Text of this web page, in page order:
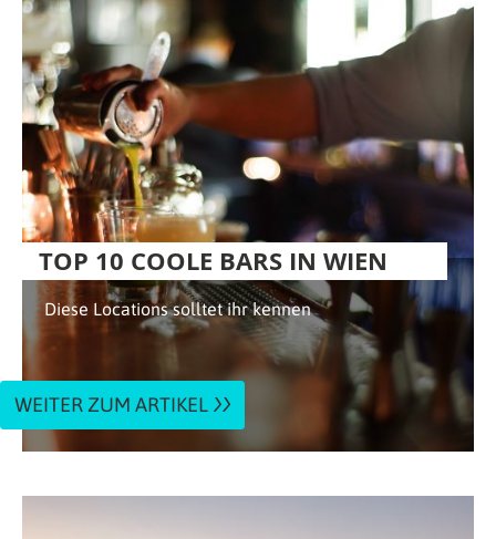
TOP 10 COOLE BARS IN WIEN
Diese Locations solltet ihr kennen
WEITER ZUM ARTIKEL